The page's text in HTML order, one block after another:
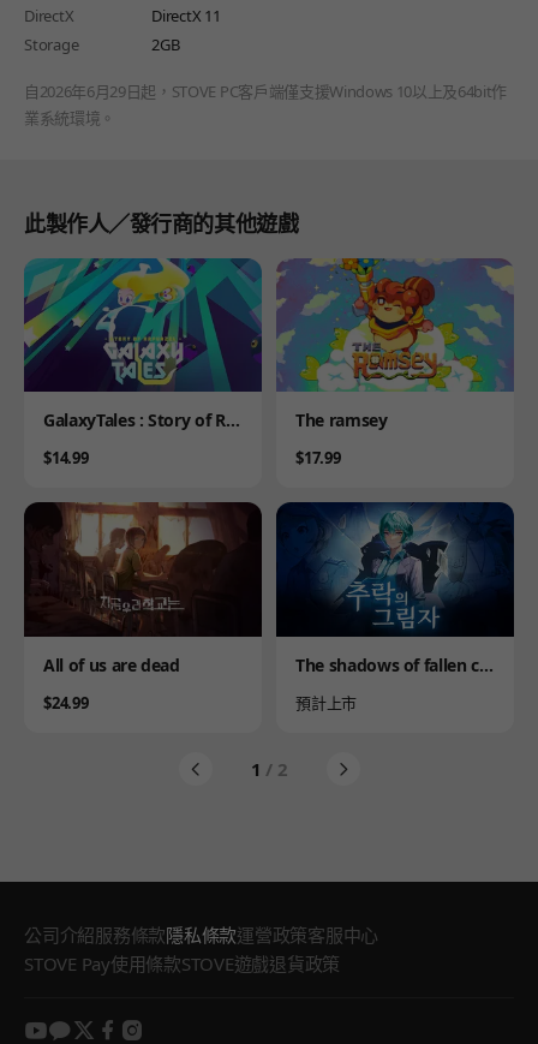
DirectX
DirectX 11
Storage
2GB
自2026年6月29日起，STOVE PC客戶端僅支援Windows 10以上及64bit作
業系統環境。
此製作人／發行商的其他遊戲
Product
GalaxyTales : Story of Ra
Price
$14.99
Product
The ramsey
Price
$17.99
Product
All of us are dead
Price
$24.99
Product
The shadows of fallen cit
Availability
預計上市
1 / 2
公司介紹服務條款隱私條款運營政策客服中心
STOVE Pay使用條款STOVE遊戲退貨政策
youtube
kakao
twitter
facebook
instagram